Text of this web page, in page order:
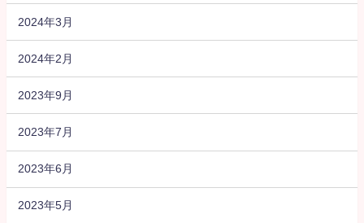
2024年3月
2024年2月
2023年9月
2023年7月
2023年6月
2023年5月